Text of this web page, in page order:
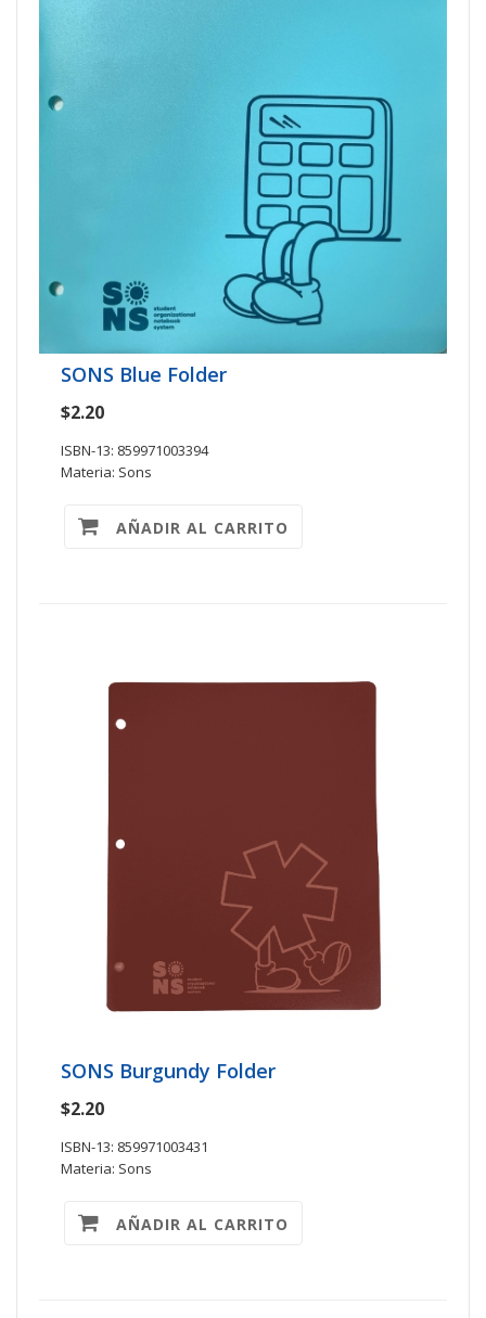
SONS Blue Folder
$2.20
ISBN-13: 859971003394
Materia: Sons
AÑADIR AL CARRITO
SONS Burgundy Folder
$2.20
ISBN-13: 859971003431
Materia: Sons
AÑADIR AL CARRITO